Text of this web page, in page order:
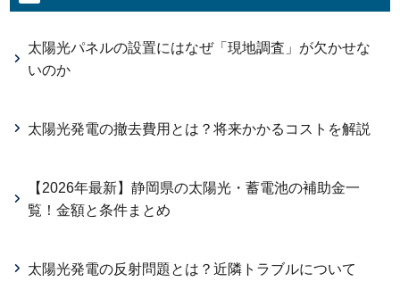
太陽光パネルの設置にはなぜ「現地調査」が欠かせな
いのか
太陽光発電の撤去費用とは？将来かかるコストを解説
【2026年最新】静岡県の太陽光・蓄電池の補助金一
覧！金額と条件まとめ
太陽光発電の反射問題とは？近隣トラブルについて